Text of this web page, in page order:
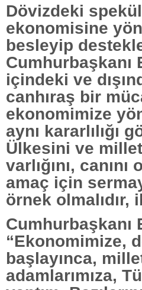
Dövizdeki
ekonomisine
besleyip
Cumhurbaşkanı
içindeki ve
canhıraş bir
ekonomimize
aynı kararlılığı
Ülkesini ve
varlığını,
amaç için
örnek olmalıdır,
Cumhurbaşkanı
“Ekonomimize,
başlayınca,
adamlarımıza,